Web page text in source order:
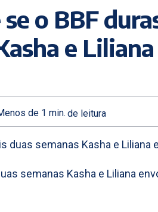
o BBF
e Liliana
de 1 min. de leitura
semanas Kasha e Liliana